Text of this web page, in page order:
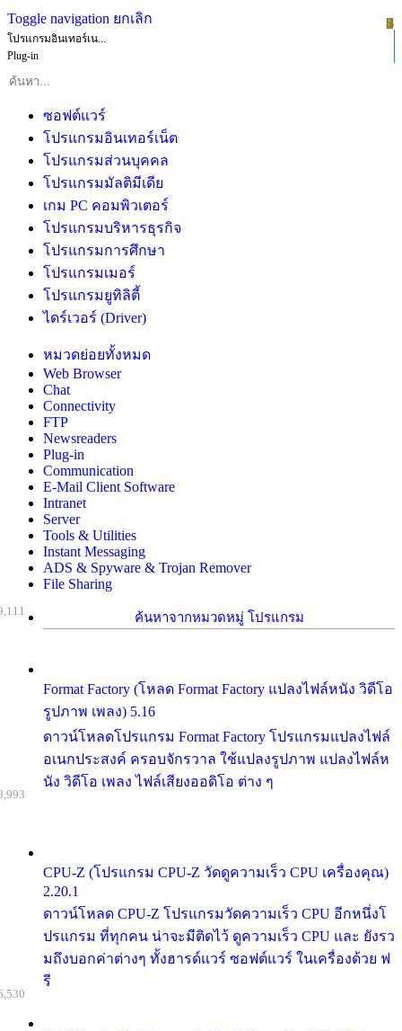
Toggle navigation ยกเลิก
โปรแกรมอินเทอร์เน...
Plug-in
ซอฟต์แวร์
โปรแกรมอินเทอร์เน็ต
โปรแกรมส่วนบุคคล
โปรแกรมมัลติมีเดีย
เกม PC คอมพิวเตอร์
โปรแกรมบริหารธุรกิจ
โปรแกรมการศึกษา
โปรแกรมเมอร์
โปรแกรมยูทิลิตี้
ไดร์เวอร์ (Driver)
หมวดย่อยทั้งหมด
Web Browser
Chat
Connectivity
FTP
Newsreaders
Plug-in
Communication
E-Mail Client Software
Intranet
Server
Tools & Utilities
Instant Messaging
ADS & Spyware & Trojan Remover
File Sharing
ค้นหาจากหมวดหมู่ โปรแกรม
Format Factory (โหลด Format Factory แปลงไฟล์หนัง วิดีโอ
รูปภาพ เพลง) 5.16
ดาวน์โหลดโปรแกรม Format Factory โปรแกรมแปลงไฟล์
อเนกประสงค์ ครอบจักรวาล ใช้แปลงรูปภาพ แปลงไฟล์ห
นัง วิดีโอ เพลง ไฟล์เสียงออดิโอ ต่าง ๆ
CPU-Z (โปรแกรม CPU-Z วัดดูความเร็ว CPU เครื่องคุณ)
2.20.1
ดาวน์โหลด CPU-Z โปรแกรมวัดความเร็ว CPU อีกหนึ่งโ
ปรแกรม ที่ทุกคน น่าจะมีติดไว้ ดูความเร็ว CPU และ ยังรว
มถึงบอกค่าต่างๆ ทั้งฮารด์แวร์ ซอฟต์แวร์ ในเครื่องด้วย ฟ
รี
1
2
3
4
5
6
7
8
9